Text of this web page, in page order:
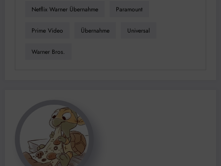
Netflix Warner Übernahme Paramount
Prime Video Übernahme Universal
Warner Bros.